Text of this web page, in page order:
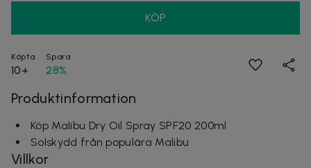
KÖP
Köpta
10+
Spara
28%
Produktinformation
Köp Malibu Dry Oil Spray SPF20 200ml
Solskydd från populära Malibu
Villkor